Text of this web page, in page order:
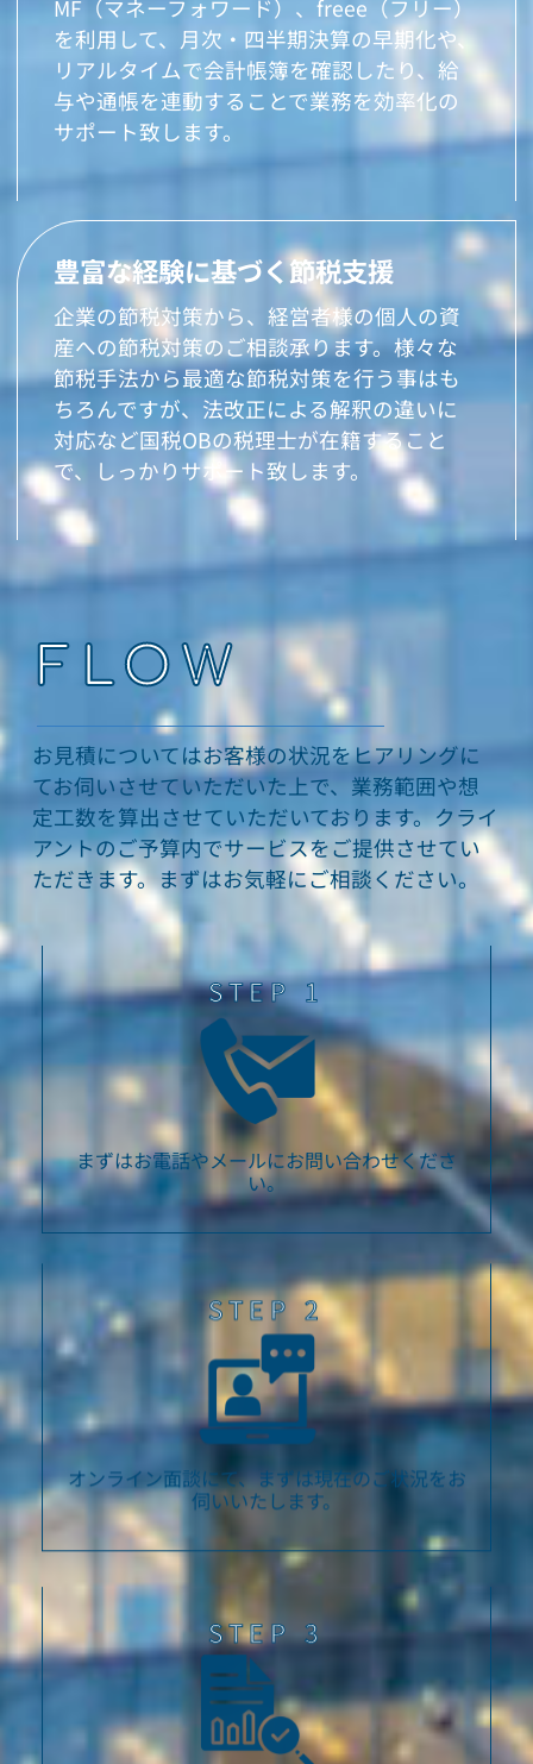
MF（マネーフォワード）、freee（フリー）
を利用して、月次・四半期決算の早期化や、
リアルタイムで会計帳簿を確認したり、給
与や通帳を連動することで業務を効率化の
サポート致します。
豊富な経験に基づく節税支援
企業の節税対策から、経営者様の個人の資
産への節税対策のご相談承ります。様々な
節税手法から最適な節税対策を行う事はも
ちろんですが、法改正による解釈の違いに
対応など国税OBの税理士が在籍すること
で、しっかりサポート致します。
FLOW
お見積についてはお客様の状況をヒアリングに
てお伺いさせていただいた上で、業務範囲や想
定工数を算出させていただいております。クライ
アントのご予算内でサービスをご提供させてい
ただきます。まずはお気軽にご相談ください。
STEP 1
まずはお電話やメールにお問い合わせくださ
い。
STEP 2
オンライン面談にて、まずは現在のご状況をお
伺いいたします。
STEP 3